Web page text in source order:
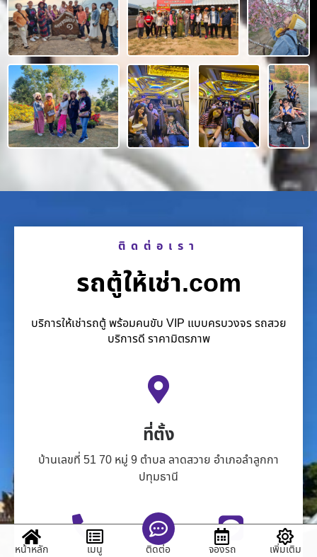
ติดต่อเรา
รถตู้ให้เช่า.com
บริการให้เช่ารถตู้ พร้อมคนขับ VIP แบบครบวงจร รถสวย
บริการดี ราคามิตรภาพ
ที่ตั้ง
บ้านเลขที่ 51 70 หมู่ 9 ตำบล ลาดสวาย อำเภอลำลูกกา
ปทุมธานี
หน้าหลัก เมนู ติดต่อ จองรถ เพิ่มเติม